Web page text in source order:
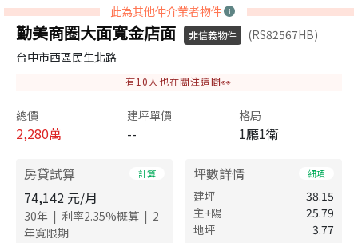
此為其他仲介業者物件
勤美商圈大面寬金店面 非信義物件
(RS82567HB)
台中市西區民生北路
有10 人也在關注這間👀
總價
2,280萬
建坪單價
--
格局
1廳1衛
房貸試算 計算
74,142 元/月
30年 | 利率2.35%概算 | 2
年寬限期
坪數詳情 細項
建坪
38.15
主+陽
25.79
地坪
3.77